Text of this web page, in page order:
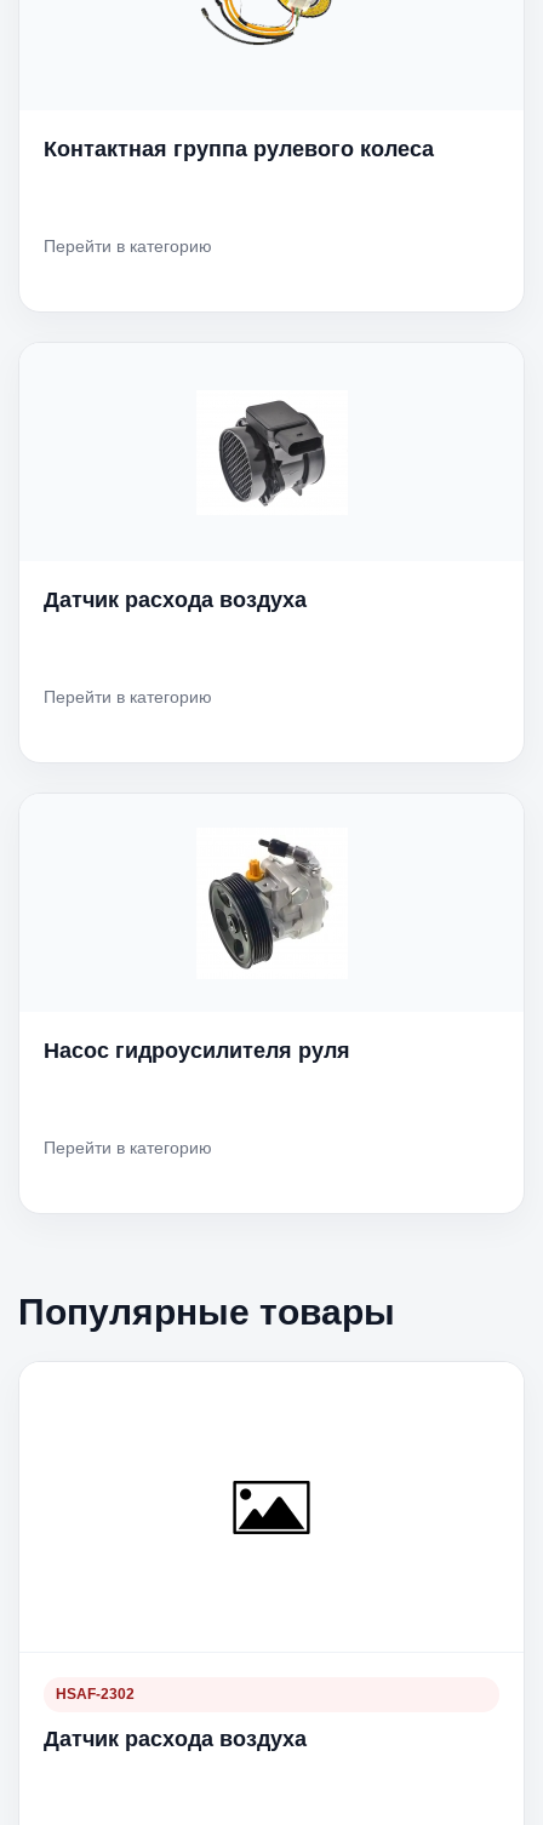
Контактная группа рулевого колеса
Перейти в категорию
Датчик расхода воздуха
Перейти в категорию
Насос гидроусилителя руля
Перейти в категорию
Популярные товары
HSAF-2302
Датчик расхода воздуха